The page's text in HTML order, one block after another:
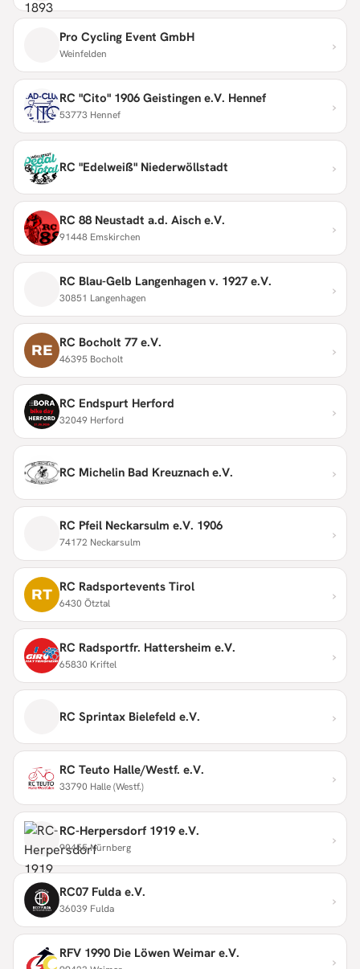
Pro Cycling Event GmbH
Weinfelden ›
RC "Cito" 1906 Geistingen e.V. Hennef
53773 Hennef ›
RC "Edelweiß" Niederwöllstadt ›
RC 88 Neustadt a.d. Aisch e.V.
91448 Emskirchen ›
RC Blau-Gelb Langenhagen v. 1927 e.V.
30851 Langenhagen ›
RE RC Bocholt 77 e.V.
46395 Bocholt ›
RC Endspurt Herford
32049 Herford ›
RC Michelin Bad Kreuznach e.V. ›
RC Pfeil Neckarsulm e.V. 1906
74172 Neckarsulm ›
RT RC Radsportevents Tirol
6430 Ötztal ›
RC Radsportfr. Hattersheim e.V.
65830 Kriftel ›
RC Sprintax Bielefeld e.V. ›
RC Teuto Halle/Westf. e.V.
33790 Halle (Westf.) ›
RC-Herpersdorf 1919 e.V.
90455 Nürnberg ›
RC07 Fulda e.V.
36039 Fulda ›
RFV 1990 Die Löwen Weimar e.V. ›